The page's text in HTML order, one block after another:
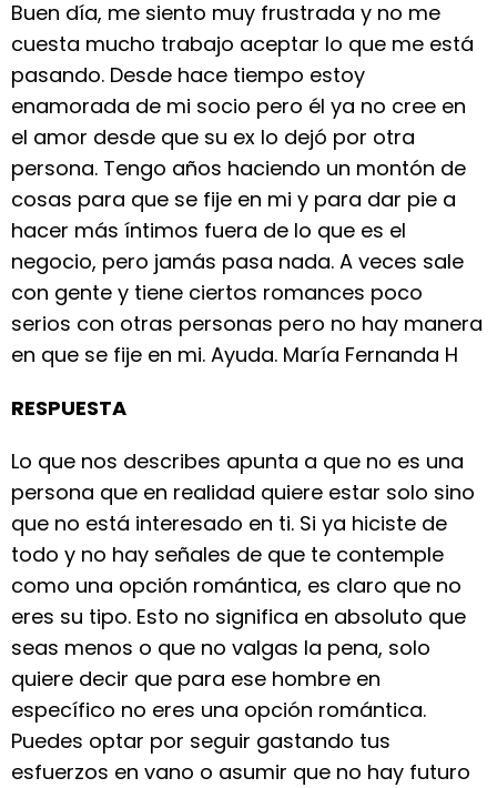
Buen día, me siento muy frustrada y no me
cuesta mucho trabajo aceptar lo que me está
pasando. Desde hace tiempo estoy
enamorada de mi socio pero él ya no cree en
el amor desde que su ex lo dejó por otra
persona. Tengo años haciendo un montón de
cosas para que se fije en mi y para dar pie a
hacer más íntimos fuera de lo que es el
negocio, pero jamás pasa nada. A veces sale
con gente y tiene ciertos romances poco
serios con otras personas pero no hay manera
en que se fije en mi. Ayuda. María Fernanda H
RESPUESTA
Lo que nos describes apunta a que no es una
persona que en realidad quiere estar solo sino
que no está interesado en ti. Si ya hiciste de
todo y no hay señales de que te contemple
como una opción romántica, es claro que no
eres su tipo. Esto no significa en absoluto que
seas menos o que no valgas la pena, solo
quiere decir que para ese hombre en
específico no eres una opción romántica.
Puedes optar por seguir gastando tus
esfuerzos en vano o asumir que no hay futuro